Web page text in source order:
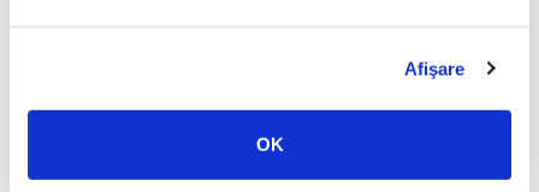
Afişare
OK